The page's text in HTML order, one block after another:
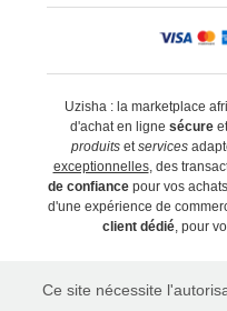
Uzisha : la marketplace
d'achat en ligne sécure
produitsetservices
exceptionnelles, des
de confiance pour vos
d'une expérience de
client dédié, pour
© 2026 Uzisha
Ce site nécessite